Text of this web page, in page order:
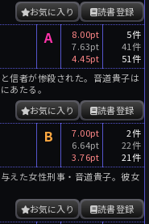
読書登録
お気に入り
A
8.00pt
7.63pt
4.45pt
5件
41件
51件
信者が惨殺された。音道貴子は
あたる。
読書登録
お気に入り
B
7.00pt
6.64pt
3.76pt
2件
22件
21件
えた女性刑事・音道貴子。彼女
読書登録
お気に入り